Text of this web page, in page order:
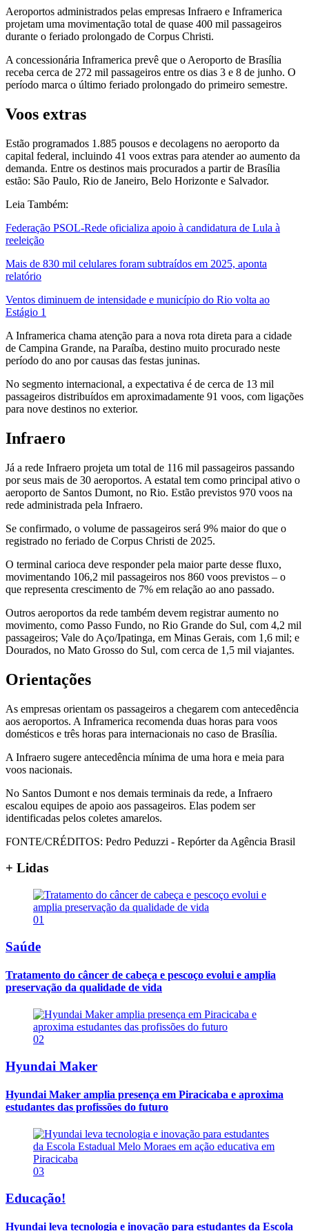
Aeroportos administrados pelas empresas Infraero e Inframerica
projetam uma movimentação total de quase 400 mil passageiros
durante o feriado prolongado de Corpus Christi.
A concessionária Inframerica prevê que o Aeroporto de Brasília
receba cerca de 272 mil passageiros entre os dias 3 e 8 de junho. O
período marca o último feriado prolongado do primeiro semestre.
Voos extras
Estão programados 1.885 pousos e decolagens no aeroporto da
capital federal, incluindo 41 voos extras para atender ao aumento da
demanda. Entre os destinos mais procurados a partir de Brasília
estão: São Paulo, Rio de Janeiro, Belo Horizonte e Salvador.
Leia Também:
Federação PSOL-Rede oficializa apoio à candidatura de Lula à
reeleição
Mais de 830 mil celulares foram subtraídos em 2025, aponta
relatório
Ventos diminuem de intensidade e município do Rio volta ao
Estágio 1
A Inframerica chama atenção para a nova rota direta para a cidade
de Campina Grande, na Paraíba, destino muito procurado neste
período do ano por causas das festas juninas.
No segmento internacional, a expectativa é de cerca de 13 mil
passageiros distribuídos em aproximadamente 91 voos, com ligações
para nove destinos no exterior.
Infraero
Já a rede Infraero projeta um total de 116 mil passageiros passando
por seus mais de 30 aeroportos. A estatal tem como principal ativo o
aeroporto de Santos Dumont, no Rio. Estão previstos 970 voos na
rede administrada pela Infraero.
Se confirmado, o volume de passageiros será 9% maior do que o
registrado no feriado de Corpus Christi de 2025.
O terminal carioca deve responder pela maior parte desse fluxo,
movimentando 106,2 mil passageiros nos 860 voos previstos – o
que representa crescimento de 7% em relação ao ano passado.
Outros aeroportos da rede também devem registrar aumento no
movimento, como Passo Fundo, no Rio Grande do Sul, com 4,2 mil
passageiros; Vale do Aço/Ipatinga, em Minas Gerais, com 1,6 mil; e
Dourados, no Mato Grosso do Sul, com cerca de 1,5 mil viajantes.
Orientações
As empresas orientam os passageiros a chegarem com antecedência
aos aeroportos. A Inframerica recomenda duas horas para voos
domésticos e três horas para internacionais no caso de Brasília.
A Infraero sugere antecedência mínima de uma hora e meia para
voos nacionais.
No Santos Dumont e nos demais terminais da rede, a Infraero
escalou equipes de apoio aos passageiros. Elas podem ser
identificadas pelos coletes amarelos.
FONTE/CRÉDITOS: Pedro Peduzzi - Repórter da Agência Brasil
+ Lidas
01
Saúde
Tratamento do câncer de cabeça e pescoço evolui e amplia
preservação da qualidade de vida
02
Hyundai Maker
Hyundai Maker amplia presença em Piracicaba e aproxima
estudantes das profissões do futuro
03
Educação!
Hyundai leva tecnologia e inovação para estudantes da Escola